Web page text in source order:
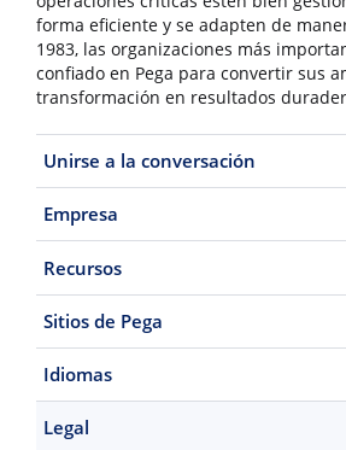
forma eficiente y se adapten de
1983, las organizaciones más
confiado en Pega para convertir sus
transformación en resultados
Unirse a la conversación
Empresa
Recursos
Sitios de Pega
Idiomas
Legal